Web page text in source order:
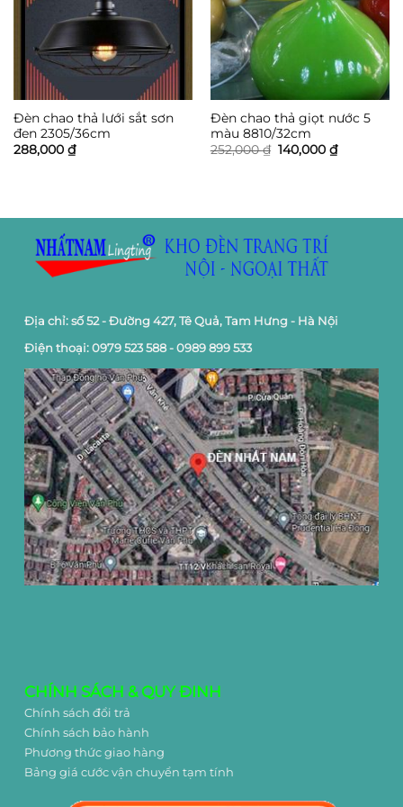
Đèn chao thả lưới sắt sơn
đen 2305/36cm
288,000 ₫
Đèn chao thả giọt nước 5
màu 8810/32cm
252,000₫ Giá
gốc
140,000 ₫Giá
hiện
Địa chỉ: số 52 - Đường 427, Tê Quả, Tam Hưng - Hà Nội
Điện thoại: 0979 523 588 - 0989 899 533
CHÍNH SÁCH & QUY ĐINH
Chính sách đổi trả
Chính sách bảo hành
Phương thức giao hàng
Bảng giá cước vận chuyển tạm tính